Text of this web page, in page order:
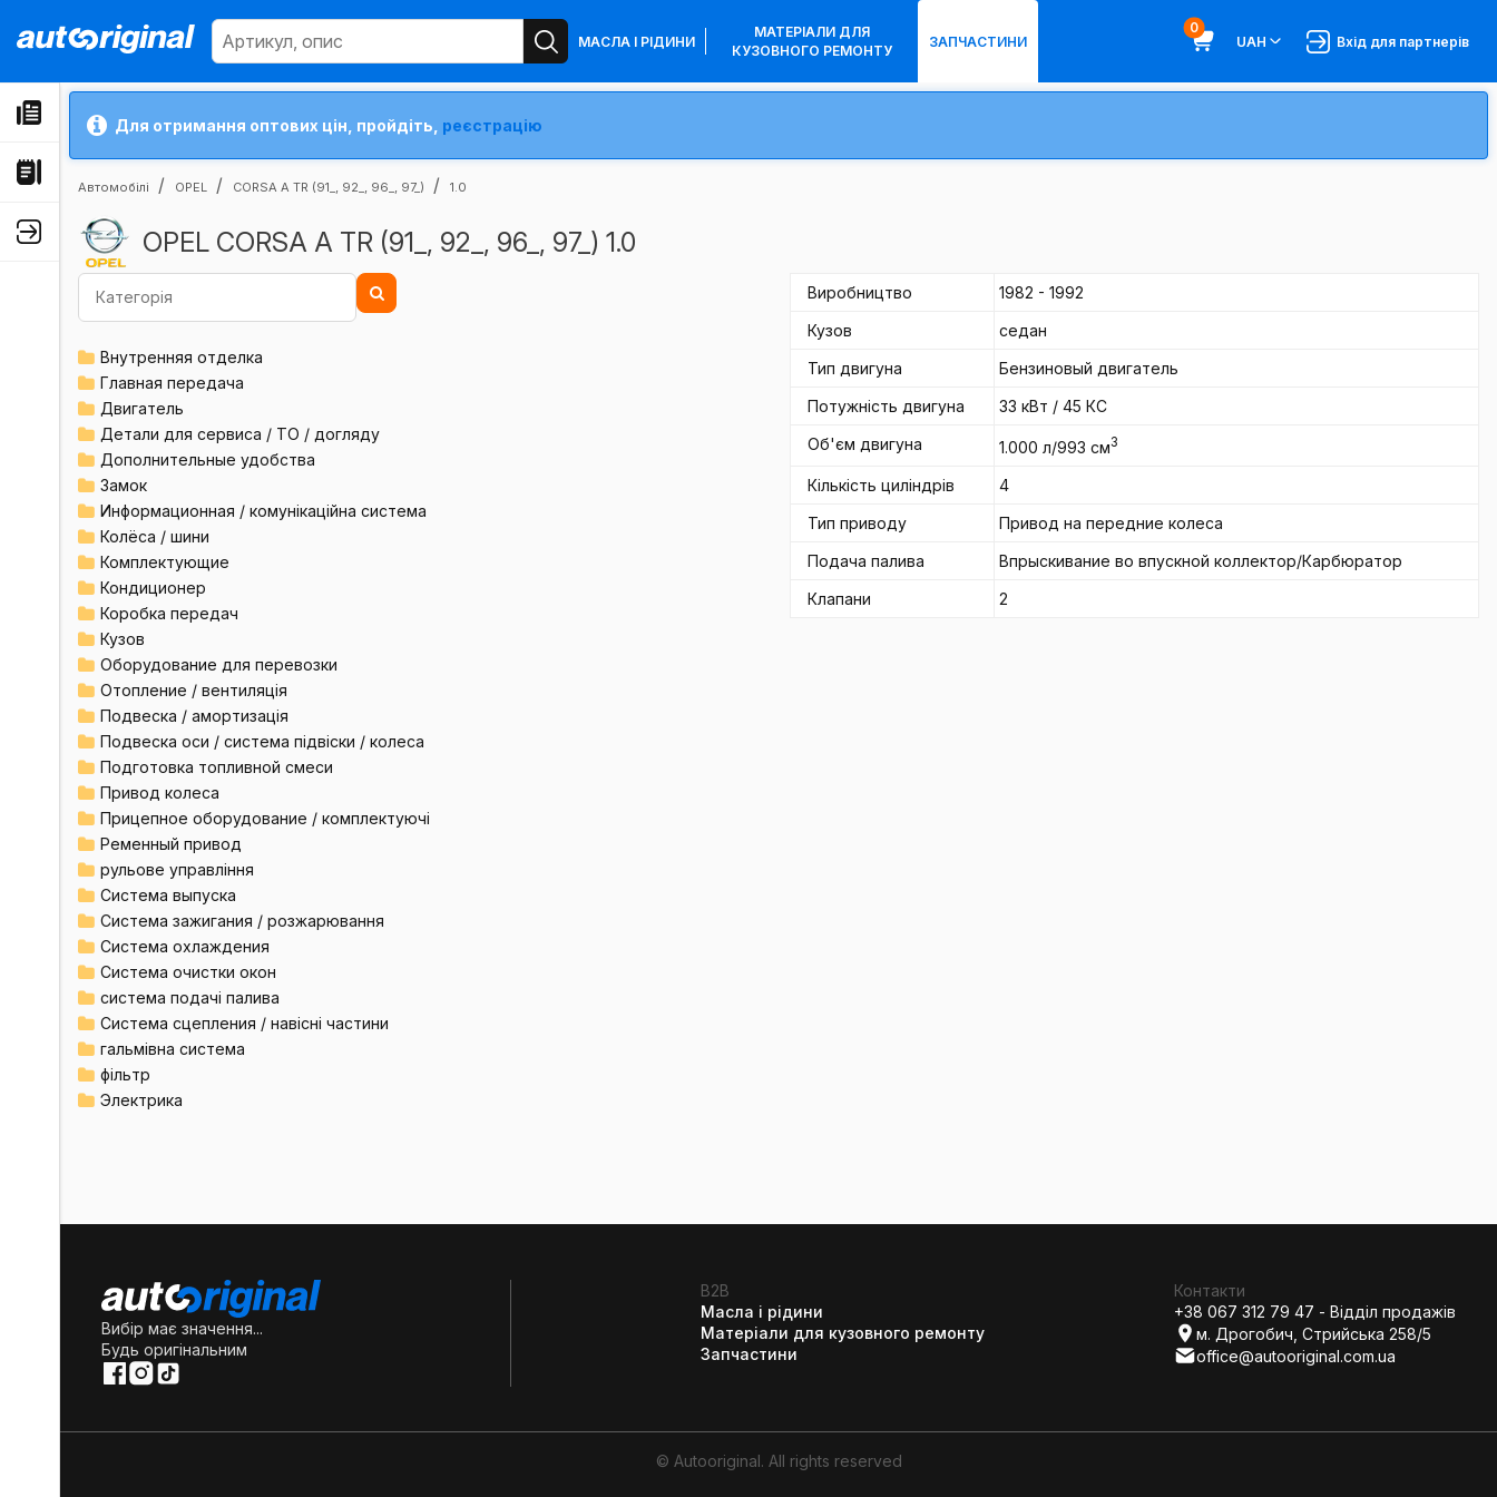
МАСЛА І РІДИНИ
МАТЕРІАЛИ ДЛЯ
КУЗОВНОГО РЕМОНТУ
ЗАПЧАСТИНИ
0
UAH
Вхід для партнерів
Для отримання оптових цін, пройдіть, реєстрацію
Автомобілі OPEL CORSA A TR (91_, 92_, 96_, 97_) 1.0
OPEL CORSA A TR (91_, 92_, 96_, 97_) 1.0
Внутренняя отделка
Главная передача
Двигатель
Детали для сервиса / ТО / догляду
Дополнительные удобства
Замок
Информационная / комунікаційна система
Колёса / шини
Комплектующие
Кондиционер
Коробка передач
Кузов
Оборудование для перевозки
Отопление / вентиляція
Подвеска / амортизація
Подвеска оси / система підвіски / колеса
Подготовка топливной смеси
Привод колеса
Прицепное оборудование / комплектуючі
Ременный привод
рульове управління
Система выпуска
Система зажигания / розжарювання
Система охлаждения
Система очистки окон
система подачі палива
Система сцепления / навісні частини
гальмівна система
фільтр
Электрика
Виробництво
1982 - 1992
Кузов
седан
Тип двигуна
Бензиновый двигатель
Потужність двигуна
33 кВт / 45 КС
Об'єм двигуна
1.000 л/993 см3
Кількість циліндрів
4
Тип приводу
Привод на передние колеса
Подача палива
Впрыскивание во впускной коллектор/Карбюратор
Клапани
2
Вибір має значення...
Будь оригінальним
B2B
Масла і рідини
Матеріали для кузовного ремонту
Запчастини
Контакти
+38 067 312 79 47 - Відділ продажів
м. Дрогобич, Стрийська 258/5
office@autooriginal.com.ua
© Autooriginal. All rights reserved